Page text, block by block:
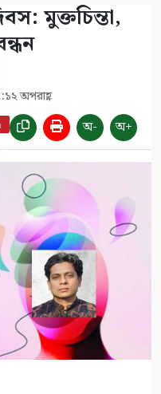
মুক্তচিন্তা,
অপরাহ্ণ
অ- অ+